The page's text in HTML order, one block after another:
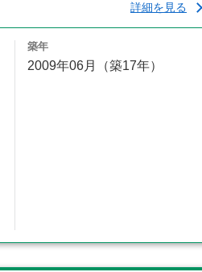
詳細を見る
築年
2009年06月（築17年）